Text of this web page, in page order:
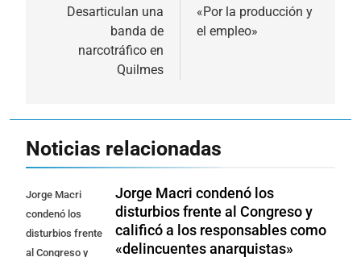
entradas
Desarticulan una
banda de
narcotráfico en
Quilmes
«Por la producción y
el empleo»
Noticias relacionadas
Jorge Macri
condenó los
disturbios frente
al Congreso y
Jorge Macri condenó los
disturbios frente al Congreso y
calificó a los responsables como
«delincuentes anarquistas»